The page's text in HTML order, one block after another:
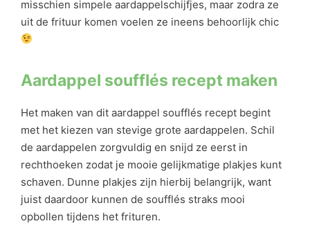
misschien simpele aardappelschijfjes, maar zodra ze
uit de frituur komen voelen ze ineens behoorlijk chic
Aardappel soufflés recept maken
Het maken van dit aardappel soufflés recept begint
met het kiezen van stevige grote aardappelen. Schil
de aardappelen zorgvuldig en snijd ze eerst in
rechthoeken zodat je mooie gelijkmatige plakjes kunt
schaven. Dunne plakjes zijn hierbij belangrijk, want
juist daardoor kunnen de soufflés straks mooi
opbollen tijdens het frituren.